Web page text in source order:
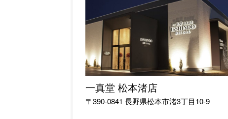
一真堂 松本渚店
〒390-0841 長野県松本市渚3丁目10-9